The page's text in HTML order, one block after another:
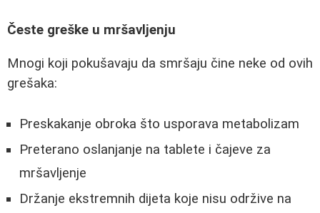
Česte greške u mršavljenju
Mnogi koji pokušavaju da smršaju čine neke od ovih
grešaka:
Preskakanje obroka što usporava metabolizam
Preterano oslanjanje na tablete i čajeve za
mršavljenje
Držanje ekstremnih dijeta koje nisu održive na